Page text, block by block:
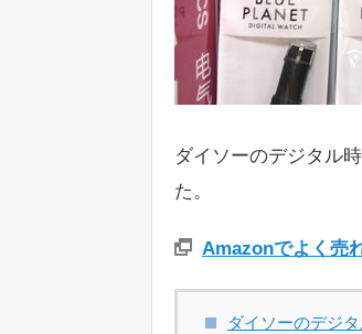
ダイソーのデジタル
た。
Amazonでよく売
ダイソーのデジ